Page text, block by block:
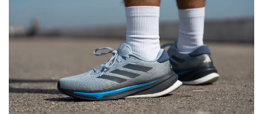
Durabilidad
Decente Mala
Durabilidad
del acolchado
del talón
Alta Alta Baja